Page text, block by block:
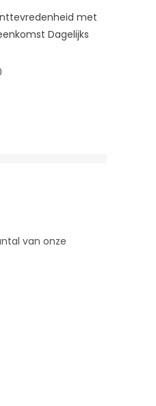
met
Dagelijks
van onze